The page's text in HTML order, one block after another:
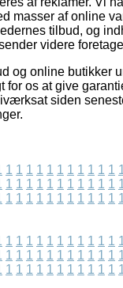
masser af online
tilbud, og
videre
og online butikker
for os at give
siden
1 1 1 1 1 1 1 1 1 1 1
1 1 1 1 1 1 1 1 1 1 1
1 1 1 1 1 1 1 1 1 1 1
1 1 1 1 1 1 1 1 1 1 1
1 1 1 1 1 1 1 1 1 1 1
1 1 1 1 1 1 1 1 1 1 1